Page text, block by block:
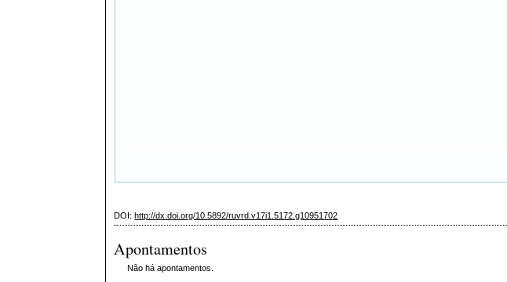
DOI:http://dx.doi.org/10.5892/ruvrd.v17i1.5172.g10951702
Apontamentos
Não há apontamentos.